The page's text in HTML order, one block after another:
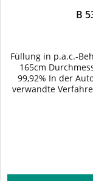
B
Füllung in p.a.c.-
165cm
99,92% In der
verwandte
chemischen